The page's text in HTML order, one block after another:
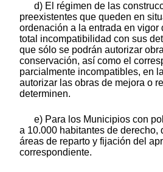
d) El régimen de las
preexistentes que queden en
ordenación a la entrada en vigor
total incompatibilidad con sus
que sólo se podrán autorizar
conservación, así como el
parcialmente incompatibles, en
autorizar las obras de mejora o
determinen.
e) Para los Municipios con
a 10.000 habitantes de derecho,
áreas de reparto y fijación del
correspondiente.